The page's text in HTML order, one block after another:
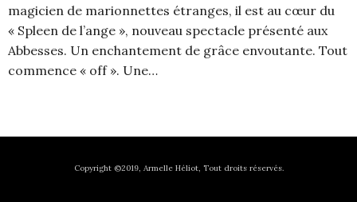
magicien de marionnettes étranges, il est au cœur du
« Spleen de l’ange », nouveau spectacle présenté aux
Abbesses. Un enchantement de grâce envoutante. Tout
commence « off ». Une…
Copyright ©2019, Armelle Héliot, Tout droits réservés.